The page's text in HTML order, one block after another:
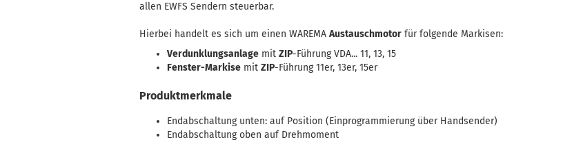
allen EWFS Sendern steuerbar.
Hierbei handelt es sich um einen WAREMA Austauschmotor für folgende Markisen:
Verdunklungsanlage mit ZIP-Führung VDA... 11, 13, 15
Fenster-Markise mit ZIP-Führung 11er, 13er, 15er
Produktmerkmale
Endabschaltung unten: auf Position (Einprogrammierung über Handsender)
Endabschaltung oben auf Drehmoment